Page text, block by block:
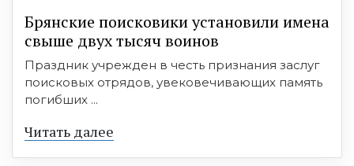
Брянские поисковики установили имена
свыше двух тысяч воинов
Праздник учрежден в честь признания заслуг
поисковых отрядов, увековечивающих память
погибших ...
Читать далее